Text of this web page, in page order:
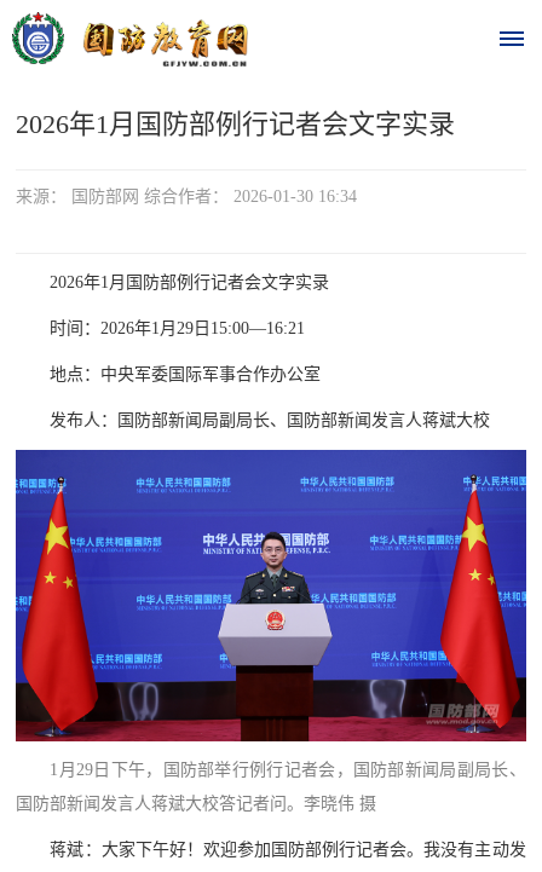
首
页
政
要
时
要
闻
热
点
踪
热
点
踪
规
国
2026年1月国防部例行记者会文字实录
来源： 国防部网 综合作者： 2026-01-30 16:34
2026年1月国防部例行记者会文字实录
时间：2026年1月29日15:00—16:21
地点：中央军委国际军事合作办公室
发布人：国防部新闻局副局长、国防部新闻发言人蒋斌大校
1月29日下午，国防部举行例行记者会，国防部新闻局副局长、
国防部新闻发言人蒋斌大校答记者问。李晓伟 摄
蒋斌：大家下午好！欢迎参加国防部例行记者会。我没有主动发